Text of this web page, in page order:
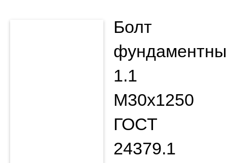
Болт
1.1
М30х1250
ГОСТ
24379.1